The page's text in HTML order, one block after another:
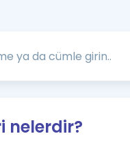
nelerdir?